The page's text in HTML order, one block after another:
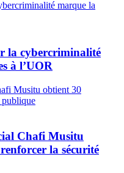
la cybercriminalité
à l’UOR
Chafi Musitu
la sécurité